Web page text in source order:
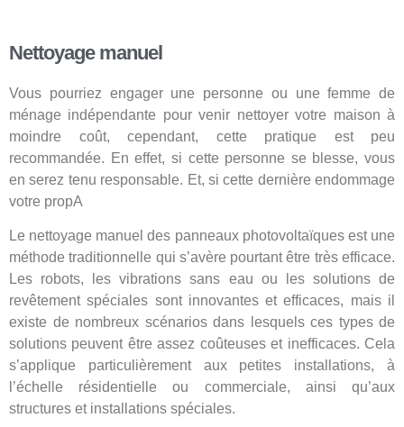
Nettoyage manuel
Vous pourriez engager une personne ou une femme de
ménage indépendante pour venir nettoyer votre maison à
moindre coût, cependant, cette pratique est peu
recommandée. En effet, si cette personne se blesse, vous
en serez tenu responsable. Et, si cette dernière endommage
votre propA
Le nettoyage manuel des panneaux photovoltaïques est une
méthode traditionnelle qui s’avère pourtant être très efficace.
Les robots, les vibrations sans eau ou les solutions de
revêtement spéciales sont innovantes et efficaces, mais il
existe de nombreux scénarios dans lesquels ces types de
solutions peuvent être assez coûteuses et inefficaces. Cela
s’applique particulièrement aux petites installations, à
l’échelle résidentielle ou commerciale, ainsi qu’aux
structures et installations spéciales.